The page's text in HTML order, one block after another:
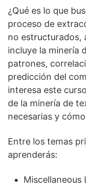
¿Qué es lo que
proceso de
no estructurados,
incluye la minería
patrones,
predicción del
interesa este
de la minería de
necesarias y
Entre los temas
aprenderás:
Miscellaneous